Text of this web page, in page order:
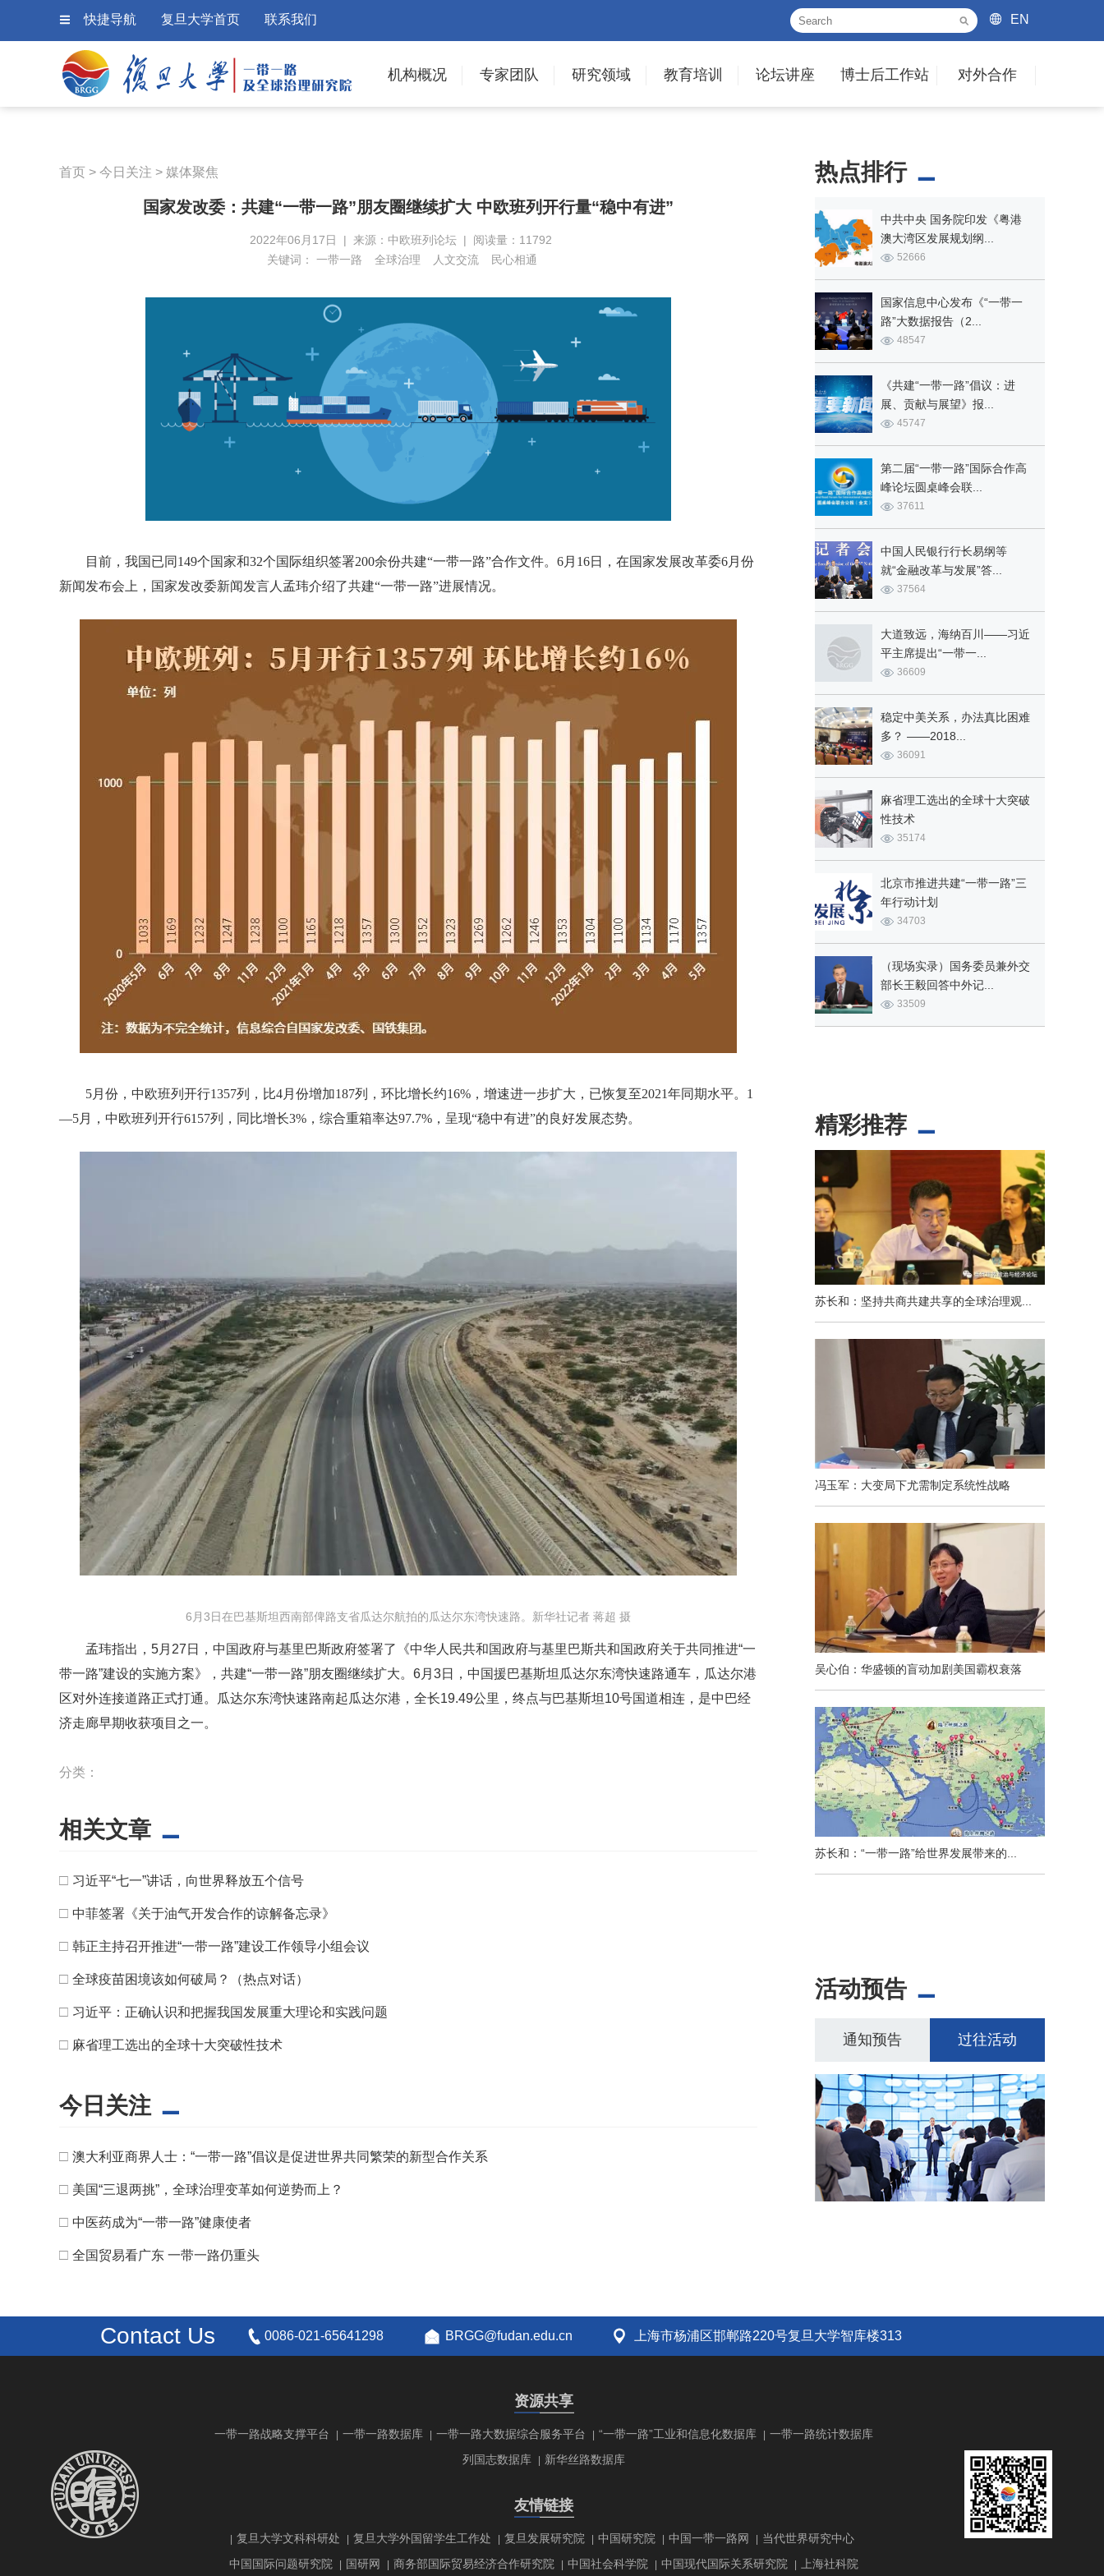
快捷导航 复旦大学首页 联系我们 EN
机构概况 专家团队 研究领域 教育培训 论坛讲座 博士后工作站 对外合作
首页 > 今日关注 > 媒体聚焦
国家发改委：共建“一带一路”朋友圈继续扩大 中欧班列开行量“稳中有进”
2022年06月17日 | 来源：中欧班列论坛 | 阅读量：11792
关键词： 一带一路 全球治理 人文交流 民心相通
目前，我国已同149个国家和32个国际组织签署200余份共建“一带一路”合作文件。6月16日，在国家发展改革委6月份
新闻发布会上，国家发改委新闻发言人孟玮介绍了共建“一带一路”进展情况。
5月份，中欧班列开行1357列，比4月份增加187列，环比增长约16%，增速进一步扩大，已恢复至2021年同期水平。1
—5月，中欧班列开行6157列，同比增长3%，综合重箱率达97.7%，呈现“稳中有进”的良好发展态势。
6月3日在巴基斯坦西南部俾路支省瓜达尔航拍的瓜达尔东湾快速路。新华社记者 蒋超 摄
孟玮指出，5月27日，中国政府与基里巴斯政府签署了《中华人民共和国政府与基里巴斯共和国政府关于共同推进“一
带一路”建设的实施方案》，共建“一带一路”朋友圈继续扩大。6月3日，中国援巴基斯坦瓜达尔东湾快速路通车，瓜达尔港
区对外连接道路正式打通。瓜达尔东湾快速路南起瓜达尔港，全长19.49公里，终点与巴基斯坦10号国道相连，是中巴经
济走廊早期收获项目之一。
分类：
相关文章
□ 习近平“七一”讲话，向世界释放五个信号
□ 中菲签署《关于油气开发合作的谅解备忘录》
□ 韩正主持召开推进“一带一路”建设工作领导小组会议
□ 全球疫苗困境该如何破局？（热点对话）
□ 习近平：正确认识和把握我国发展重大理论和实践问题
□ 麻省理工选出的全球十大突破性技术
今日关注
□ 澳大利亚商界人士：“一带一路”倡议是促进世界共同繁荣的新型合作关系
□ 美国“三退两挑”，全球治理变革如何逆势而上？
□ 中医药成为“一带一路”健康使者
□ 全国贸易看广东 一带一路仍重头
热点排行
中共中央 国务院印发《粤港
澳大湾区发展规划纲...
52666
国家信息中心发布《“一带一
路”大数据报告（2...
48547
《共建“一带一路”倡议：进
展、贡献与展望》报...
45747
第二届“一带一路”国际合作高
峰论坛圆桌峰会联...
37611
中国人民银行行长易纲等
就“金融改革与发展”答...
37564
大道致远，海纳百川——习近
平主席提出“一带一...
36609
稳定中美关系，办法真比困难
多？ ——2018...
36091
麻省理工选出的全球十大突破
性技术
35174
北京市推进共建“一带一路”三
年行动计划
34703
（现场实录）国务委员兼外交
部长王毅回答中外记...
33509
精彩推荐
苏长和：坚持共商共建共享的全球治理观...
冯玉军：大变局下尤需制定系统性战略
吴心伯：华盛顿的盲动加剧美国霸权衰落
苏长和：“一带一路”给世界发展带来的...
活动预告
通知预告 过往活动
Contact Us 0086-021-65641298 BRGG@fudan.edu.cn 上海市杨浦区邯郸路220号复旦大学智库楼313
资源共享
一带一路战略支撑平台 一带一路数据库 一带一路大数据综合服务平台 “一带一路”工业和信息化数据库
一带一路统计数据库
列国志数据库
新华丝路数据库
友情链接
复旦大学文科科研处 复旦大学外国留学生工作处 复旦发展研究院 中国研究院 中国一带一路网
当代世界研究中心
中国国际问题研究院
国研网 商务部国际贸易经济合作研究院 中国社会科学院 中国现代国际关系研究院 上海社科院